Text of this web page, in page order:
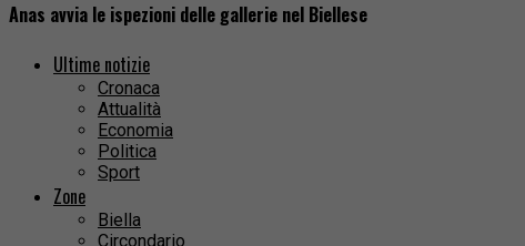
Anas avvia le ispezioni delle gallerie nel Biellese
Ultime notizie
Cronaca
Attualità
Economia
Politica
Sport
Zone
Biella
Circondario